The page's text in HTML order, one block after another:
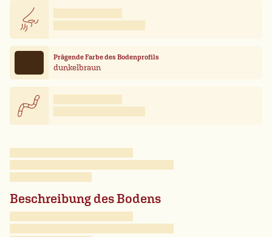
Prägende Farbe des Bodenprofils
dunkelbraun
Beschreibung des Bodens